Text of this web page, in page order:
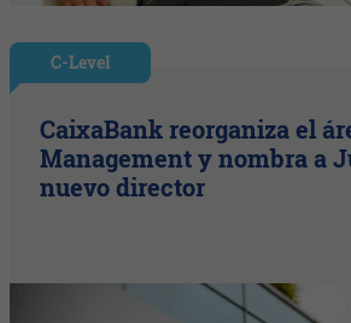
C-Level
CaixaBank reorganiza el
Management y nombra a
nuevo director